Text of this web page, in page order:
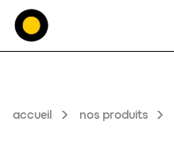
accueil nos produits